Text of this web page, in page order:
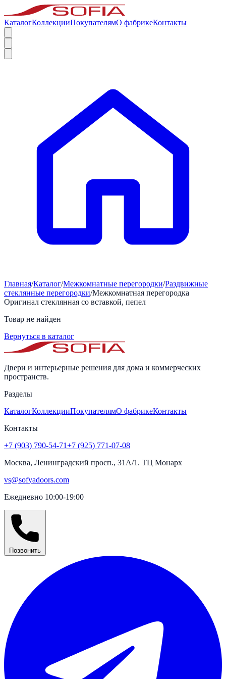
КаталогКоллекцииПокупателямО фабрикеКонтакты
Главная/Каталог/Межкомнатные перегородки/Раздвижные
стеклянные перегородки/Межкомнатная перегородка
Оригинал стеклянная со вставкой, пепел
Товар не найден
Вернуться в каталог
Двери и интерьерные решения для дома и коммерческих
пространств.
Разделы
КаталогКоллекцииПокупателямО фабрикеКонтакты
Контакты
+7 (903) 790-54-71+7 (925) 771-07-08
Москва, Ленинградский просп., 31А/1. ТЦ Монарх
vs@sofyadoors.com
Ежедневно 10:00-19:00
Позвонить